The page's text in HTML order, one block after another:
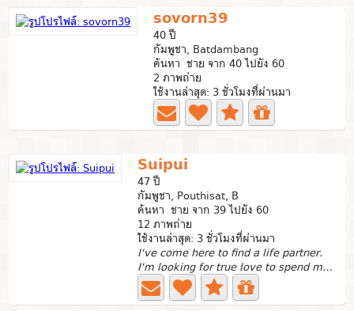
sovorn39
40 ปี
กัมพูชา, Batdambang
ค้นหา ชาย จาก 40 ไปยัง 60
2 ภาพถ่าย
ใช้งานล่าสุด: 3 ชั่วโมงที่ผ่านมา
Suipui
47 ปี
กัมพูชา, Pouthisat, B
ค้นหา ชาย จาก 39 ไปยัง 60
12 ภาพถ่าย
ใช้งานล่าสุด: 3 ชั่วโมงที่ผ่านมา
I've come here to find a life partner.
I'm looking for true love to spend my life with, not to...